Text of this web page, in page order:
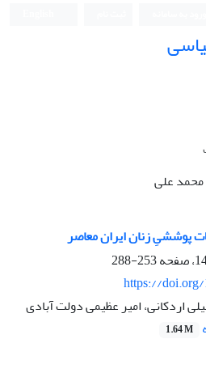
محمد علی
پوششیِ زنان ایران معاصر
253-288
https://
اردکانی، امیر عظیمی دولت آبادی
1.64 M